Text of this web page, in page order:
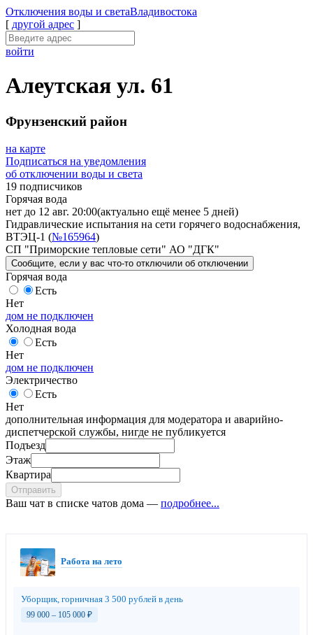
Отключения воды и светаВладивостока
[ другой адрес ]
войти
Алеутская ул. 61
Фрунзенский район
на карте
Подписаться на уведомления
об отключении воды и света
19 подписчиков
Горячая вода
нет до 12 авг. 20:00(актуально ещё менее 5 дней)
Гидравлические испытания на сети горячего водоснабжения,
ВТЭЦ-1 (№165964)
СП "Приморские тепловые сети" АО "ДГК"
Сообщите , если у вас что-то отключили об отключении
Горячая вода
Есть
Нет
дом не подключен
Холодная вода
Есть
Нет
дом не подключен
Электричество
Есть
Нет
дополнительная информация для модератора и аварийно-
диспетчерской службы, нигде не публикуется
Подъезд
Этаж
Квартира
Отправить
Ваш чат в списке чатов дома — подробнее...
Работа на лето
Уборщик, горничная 3 500 рублей в день
99 000 – 105 000 ₽